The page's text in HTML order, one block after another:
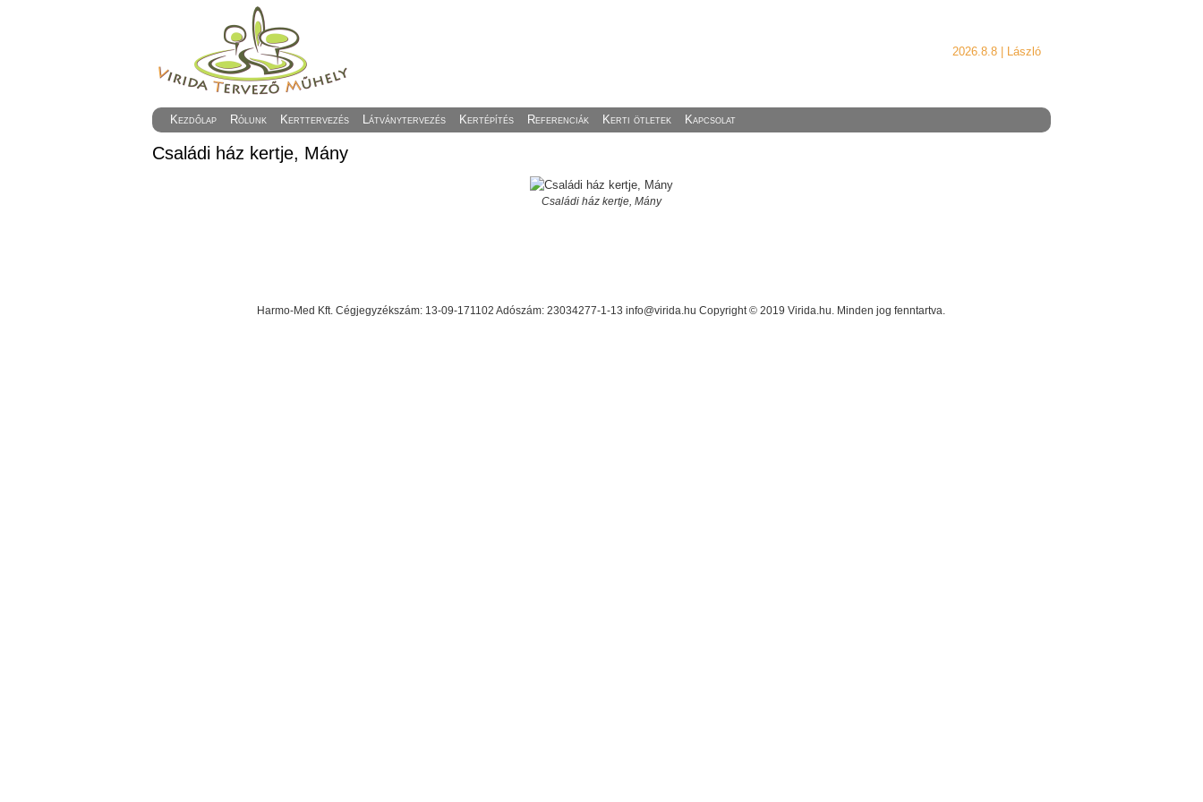
2026.8.8 | László
Kezdőlap Rólunk Kerttervezés Látványtervezés Kertépítés Referenciák Kerti ötletek Kapcsolat
Családi ház kertje, Mány
Családi ház kertje, Mány
Harmo-Med Kft. Cégjegyzékszám: 13-09-171102 Adószám: 23034277-1-13 info@virida.hu Copyright © 2019 Virida.hu. Minden jog fenntartva.